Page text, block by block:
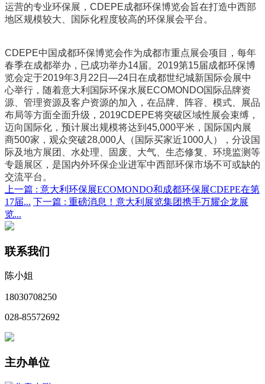
运营的专业环保展，CDEPE成都环保博览会旨在打造中西部
地区规模较大、国际化程度较高的环保展会平台。
CDEPE中国成都环保博览会作为成都市重点展会项目，每年
春季在成都举办，已成功举办14届。2019第15届成都环保博
览会定于2019年3月22日—24日在成都世纪城新国际会展中
心举行，随着意大利国际环保水展ECOMONDO国际品牌资
源、管理资源及客户资源的加入，在品牌、阵容、模式、展品
布局等方面全面升级，2019CDEPE将突破区域性展会束缚，
迈向国际化，预计展出规模将达到45,000平米，国际国内展
商500家，观众突破28,000人（国际买家近1000人），分设国
际及地方展团、水处理、固废、大气、生态修复、环境监测等
专题展区，是国内外环保企业进军中西部环保市场不可或缺的
交流平台。
上一篇 : 意大利环保展ECOMONDO和成都环保展CDEPE在第
17届... 下一篇 : 重磅消息！意大利展览集团携手万耀企龙展
览...
联系我们
陈小姐
18030708250
028-85572692
主办单位